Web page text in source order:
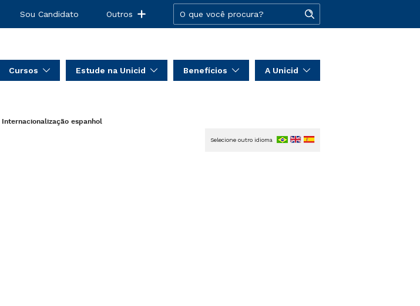
Sou Candidato Outros
Cursos Estude na Unicid Benefícios A Unicid
Internacionalização espanhol
Selecione outro idioma